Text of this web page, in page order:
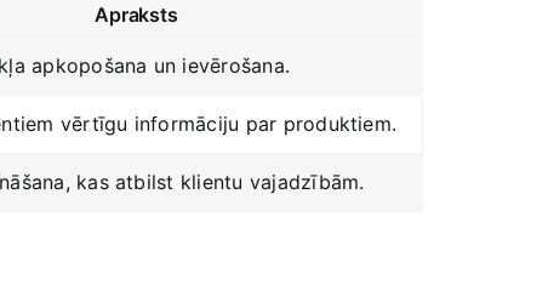
Apraksts
apkopošana un ievērošana.
vērtīgu informāciju ‌par produktiem.
kas atbilst ​klientu vajadzībām.